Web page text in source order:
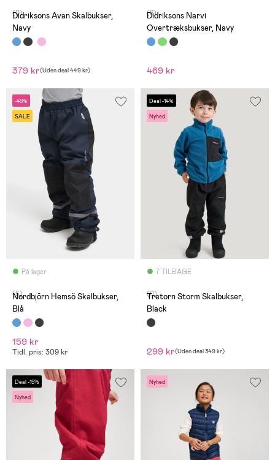
(0)
Didriksons Avan Skalbukser,
Navy
379 kr(Uden deal449 kr)
(8)
Didriksons Narvi
Overtræksbukser, Navy
469 kr
-49%
SALE
På lager
(5)
Nordbjörn Hemsö Skalbukser,
Blå
159 kr
Tidl. pris: 309 kr
Deal -14%
Nyhed
7 TILBAGE
(0)
Tretorn Storm Skalbukser,
Black
299 kr(Uden deal349 kr)
Deal -15%
Nyhed
Nyhed